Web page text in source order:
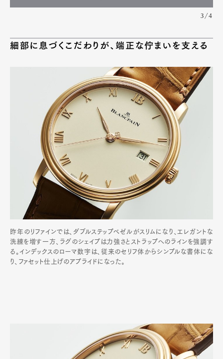
3/4
細部に息づくこだわりが、端正な佇まいを支える
昨年のリファインでは、ダブルステップベゼルがスリムになり、エレガントな
洗練を増す一方、ラグのシェイプは力強さとストラップへのラインを強調す
る。インデックスのローマ数字は、従来のセリフ体からシンプルな書体にな
り、ファセット仕上げのアプライドになった。